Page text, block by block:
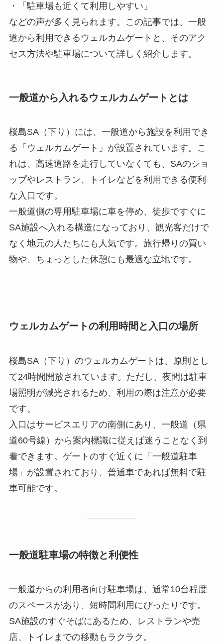
・「駐車場も近くて利用しやすい」
などの声が多く見られます。この記事では、一般
道から利用できるウェルカムゲートと、そのアク
セス方法や駐車場について詳しく紹介します。
一般道から入れるウェルカムゲートとは
桜島SA（下り）には、一般道から施設を利用でき
る「ウェルカムゲート」が設置されています。こ
れは、高速道路を走行していなくても、SAのショ
ップやレストラン、トイレなどを利用できる便利
な入口です。
一般道側の専用駐車場に車を停め、徒歩ですぐに
SA施設へ入れる構造になっており、観光客だけで
なく地元の人たちにも人気です。旅行帰りの買い
物や、ちょっとした休憩にも最適な立地です。
ウェルカムゲートの利用時間と入口の場所
桜島SA（下り）のウェルカムゲートは、原則とし
て24時間開放されています。ただし、夜間は駐車
場照明が減光されるため、利用の際は注意が必要
です。
入口はサービスエリアの南側にあり、一般道（県
道60号線）から案内標識に従えば迷うことなく到
着できます。ゲートのすぐ近くに「一般道駐車
場」が設置されており、普通車であれば無料で駐
車可能です。
一般道駐車場の特徴と利便性
一般道からの利用者向け駐車場は、通常10台程度
のスペースがあり、短時間利用にぴったりです。
SA施設のすぐそばにあるため、レストランや売
店、トイレまでの移動もラクラク。